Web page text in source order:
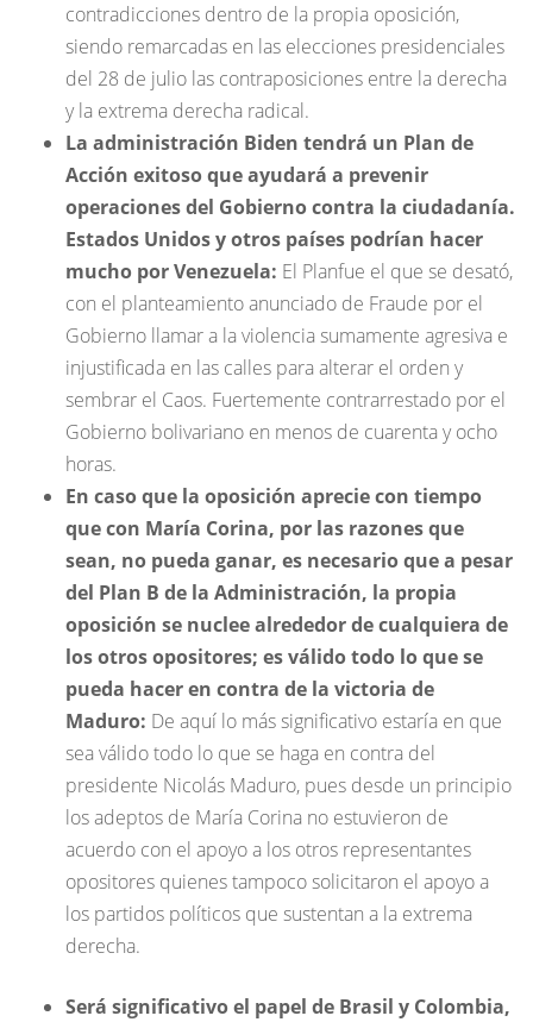
contradicciones dentro de la propia oposición,
siendo remarcadas en las elecciones presidenciales
del 28 de julio las contraposiciones entre la derecha
y la extrema derecha radical.
La administración Biden tendrá un Plan de
Acción exitoso que ayudará a prevenir
operaciones del Gobierno contra la ciudadanía.
Estados Unidos y otros países podrían hacer
mucho por Venezuela: El Planfue el que se desató,
con el planteamiento anunciado de Fraude por el
Gobierno llamar a la violencia sumamente agresiva e
injustificada en las calles para alterar el orden y
sembrar el Caos. Fuertemente contrarrestado por el
Gobierno bolivariano en menos de cuarenta y ocho
horas.
En caso que la oposición aprecie con tiempo
que con María Corina, por las razones que
sean, no pueda ganar, es necesario que a pesar
del Plan B de la Administración, la propia
oposición se nuclee alrededor de cualquiera de
los otros opositores; es válido todo lo que se
pueda hacer en contra de la victoria de
Maduro: De aquí lo más significativo estaría en que
sea válido todo lo que se haga en contra del
presidente Nicolás Maduro, pues desde un principio
los adeptos de María Corina no estuvieron de
acuerdo con el apoyo a los otros representantes
opositores quienes tampoco solicitaron el apoyo a
los partidos políticos que sustentan a la extrema
derecha.
Será significativo el papel de Brasil y Colombia,